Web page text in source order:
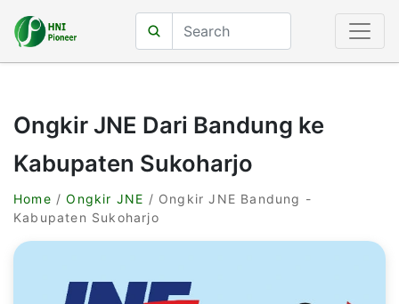
Ongkir JNE Dari Bandung ke
Kabupaten Sukoharjo
Home /Ongkir JNE / Ongkir JNE Bandung -
Kabupaten Sukoharjo